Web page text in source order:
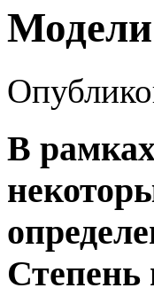
Модели
В
Степень